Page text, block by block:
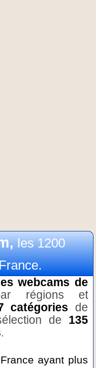
les 1200
webcams de
régions et
catégories de
de 135
.
ayant plus